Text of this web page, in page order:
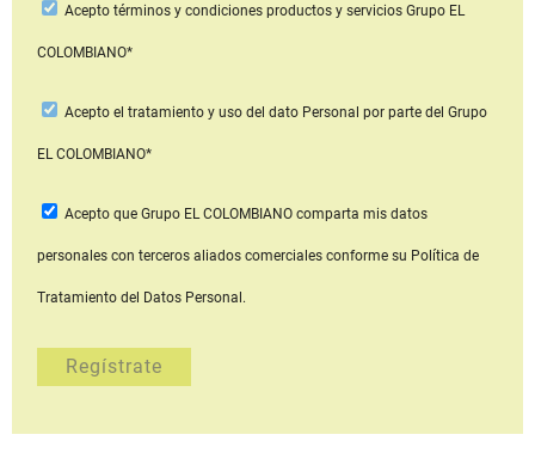
Aceptotérminos y condiciones productos y serviciosGrupo EL
COLOMBIANO*
Acepto el tratamiento y uso del dato Personal por parte del Grupo
EL COLOMBIANO*
Acepto que Grupo EL COLOMBIANOcomparta mis datos
personales con terceros aliados comerciales conforme su Política de
Tratamiento del Datos Personal.